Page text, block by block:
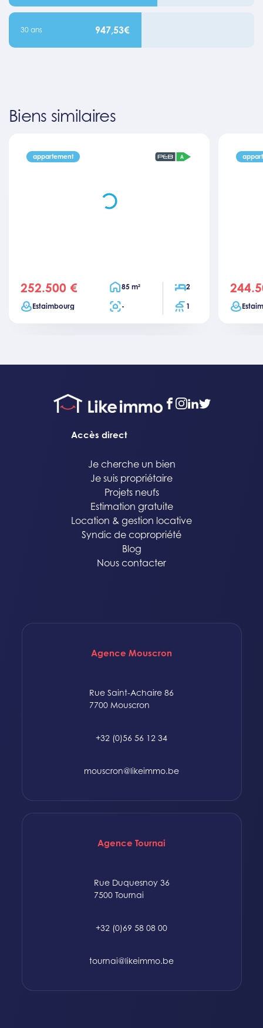
30 ans 947,53€
Biens similaires
appartement
price
252.500 € Surface habitable
85 m² Chambres
2
VilleEstaimbourg Surface totale
- Salles de bain
1
price
Ville
facebook
instagram
linkedin
twitter
Accès direct
Je cherche un bien
Je suis propriétaire
Projets neufs
Estimation gratuite
Location & gestion locative
Syndic de copropriété
Blog
Nous contacter
Agence Mouscron
Rue Saint-Achaire 86
7700 Mouscron
+32 (0)56 56 12 34
mouscron@likeimmo.be
Agence Tournai
Rue Duquesnoy 36
7500 Tournai
+32 (0)69 58 08 00
tournai@likeimmo.be